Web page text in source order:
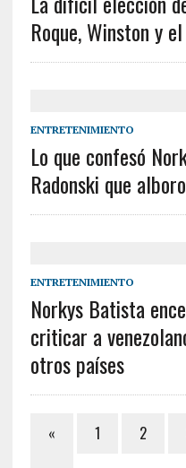
Roque, Winston y
ENTRETENIMIENTO
Lo que confesó
Radonski que
ENTRETENIMIENTO
Norkys Batista
criticar a
otros países
« 1 2